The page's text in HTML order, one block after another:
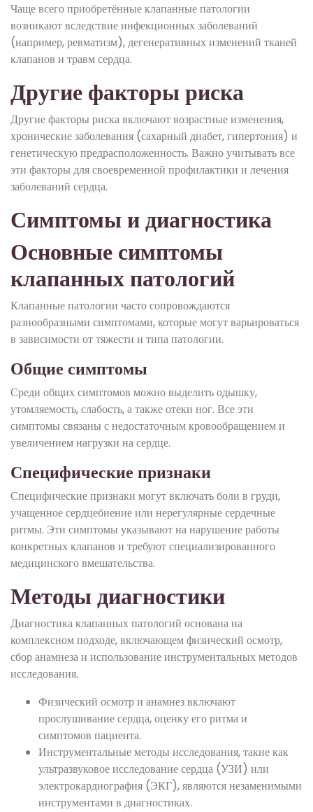
Чаще всего приобретённые клапанные патологии
возникают вследствие инфекционных заболеваний
(например, ревматизм), дегенеративных изменений тканей
клапанов и травм сердца.
Другие факторы риска
Другие факторы риска включают возрастные изменения,
хронические заболевания (сахарный диабет, гипертония) и
генетическую предрасположенность. Важно учитывать все
эти факторы для своевременной профилактики и лечения
заболеваний сердца.
Симптомы и диагностика
Основные симптомы
клапанных патологий
Клапанные патологии часто сопровождаются
разнообразными симптомами, которые могут варьироваться
в зависимости от тяжести и типа патологии.
Общие симптомы
Среди общих симптомов можно выделить одышку,
утомляемость, слабость, а также отеки ног. Все эти
симптомы связаны с недостаточным кровообращением и
увеличением нагрузки на сердце.
Специфические признаки
Специфические признаки могут включать боли в груди,
учащенное сердцебиение или нерегулярные сердечные
ритмы. Эти симптомы указывают на нарушение работы
конкретных клапанов и требуют специализированного
медицинского вмешательства.
Методы диагностики
Диагностика клапанных патологий основана на
комплексном подходе, включающем физический осмотр,
сбор анамнеза и использование инструментальных методов
исследования.
Физический осмотр и анамнез включают
прослушивание сердца, оценку его ритма и
симптомов пациента.
Инструментальные методы исследования, такие как
ультразвуковое исследование сердца (УЗИ) или
электрокардиография (ЭКГ), являются незаменимыми
инструментами в диагностиках.